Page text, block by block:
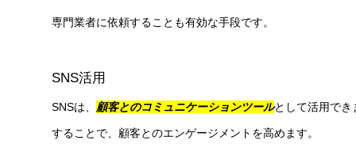
専門業者に依頼することも有効な手段です。
SNS活用
SNSは、 顧客とのコミュニケーションツールとして活用でき
することで、顧客とのエンゲージメントを高めます。